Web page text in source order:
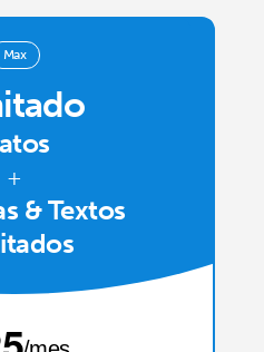
Max
+
& Textos